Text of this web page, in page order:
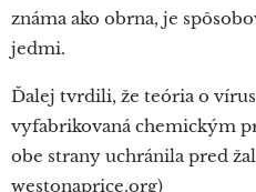
známa ako obrna, je
jedmi.
Ďalej tvrdili, že teória o
vyfabrikovaná chemickým
obe strany uchránila pred
westonaprice.org)